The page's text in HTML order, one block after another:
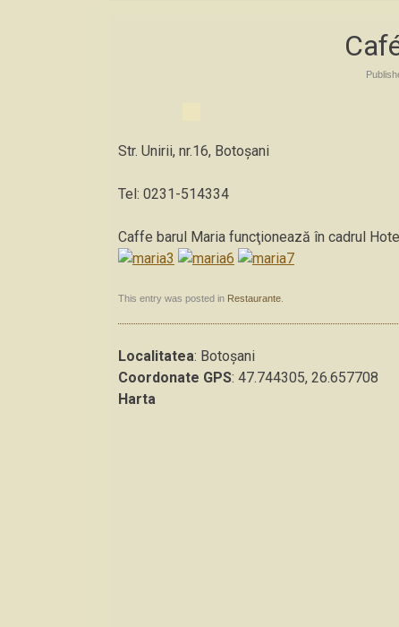
Str. Unirii, nr.16, Botoșani
Tel: 0231-514334
Caffe barul Maria funcţionează în cadrul
This entry was posted in Restaurante
Localitatea: Botoșani
Coordonate GPS: 47.744305, 26.657708
Harta